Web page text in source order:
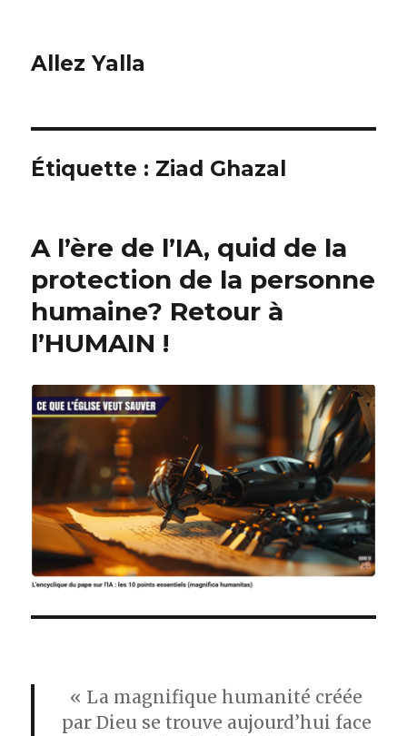
Allez Yalla
Étiquette : Ziad Ghazal
A l’ère de l’IA, quid de la
protection de la personne
humaine? Retour à
l’HUMAIN !
« La magnifique humanité créée
par Dieu se trouve aujourd’hui face